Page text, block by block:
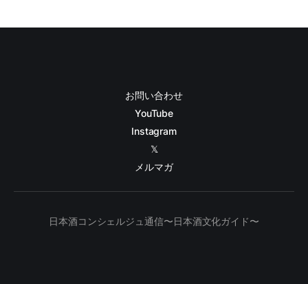
お問い合わせ
YouTube
Instagram
𝕏
メルマガ
日本酒コンシェルジュ通信〜日本酒文化ガイド〜